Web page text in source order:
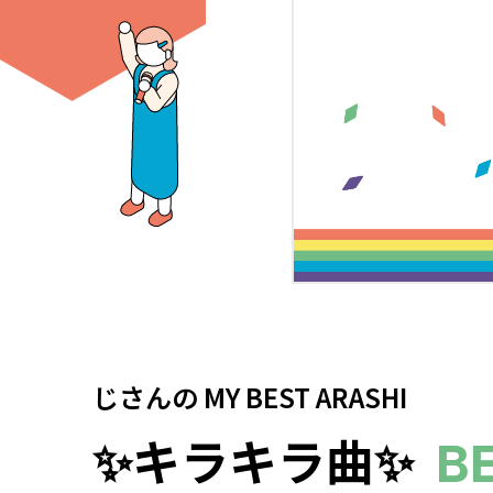
じさんの MY BEST ARASHI
✨キラキラ曲✨